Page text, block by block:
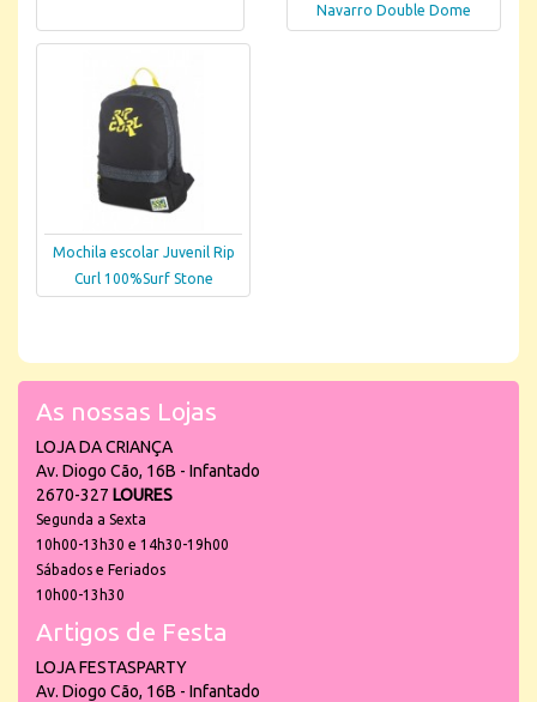
Navarro Double Dome
Mochila escolar Juvenil Rip
Curl 100%Surf Stone
As nossas Lojas
LOJA DA CRIANÇA
Av. Diogo Cão, 16B - Infantado
2670-327 LOURES
Segunda a Sexta
10h00-13h30 e 14h30-19h00
Sábados e Feriados
10h00-13h30
Artigos de Festa
LOJA FESTASPARTY
Av. Diogo Cão, 16B - Infantado